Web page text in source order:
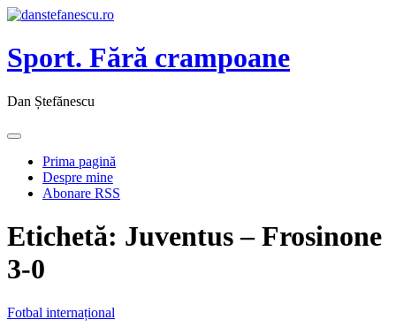
Sport. Fără crampoane
Dan Ștefănescu
Prima pagină
Despre mine
Abonare RSS
Etichetă: Juventus – Frosinone
3-0
Fotbal internațional